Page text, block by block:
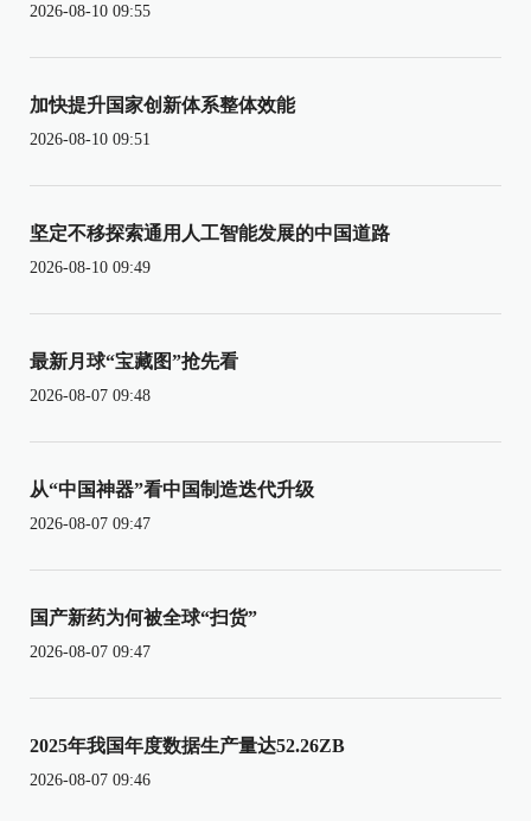
2026-08-10 09:55
加快提升国家创新体系整体效能
2026-08-10 09:51
坚定不移探索通用人工智能发展的中国道路
2026-08-10 09:49
最新月球“宝藏图”抢先看
2026-08-07 09:48
从“中国神器”看中国制造迭代升级
2026-08-07 09:47
国产新药为何被全球“扫货”
2026-08-07 09:47
2025年我国年度数据生产量达52.26ZB
2026-08-07 09:46